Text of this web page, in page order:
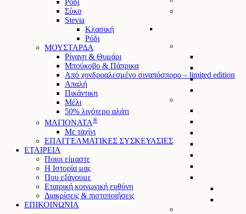
Ρόδι
Σύκο
Stevia
Κλασική
Ρόδι
ΜΟΥΣΤΑΡΔΑ
Ρίγανη & Θυμάρι
Μπούκοβο & Πάπρικα
Από χονδροαλεσμένο σιναπόσπορο – limited edition
Απαλή
Πικάντικη
Μέλι
50% λιγότερο αλάτι
ΜΑΓΙΟΝΑΤΑ®
Mε ταχίνι
ΕΠΑΓΓΕΛΜΑΤΙΚΕΣ ΣΥΣΚΕΥΑΣΙΕΣ
ΕΤΑΙΡΕΙΑ
Ποιοι είμαστε
Η Ιστορία μας
Που εξάγουμε
Εταιρική κοινωνική ευθύνη
Διακρίσεις & πιστοποιήσεις
ΕΠΙΚΟΙΝΩΝΙΑ